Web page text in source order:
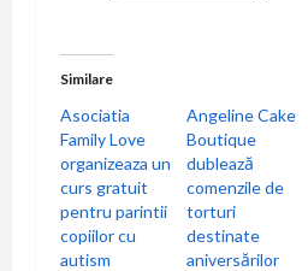
i
o
n
Similare
Asociatia
Family Love
organizeaza un
curs gratuit
pentru parintii
copiilor cu
autism
Angeline Cake
Boutique
dublează
comenzile de
torturi
destinate
aniversărilor